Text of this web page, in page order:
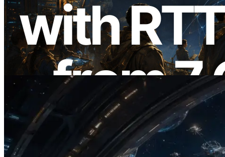
ERPC expande a Solana Leader Slot API
com medição de ping a partir de 7 regiões
globais — Validators Information API
também lançada